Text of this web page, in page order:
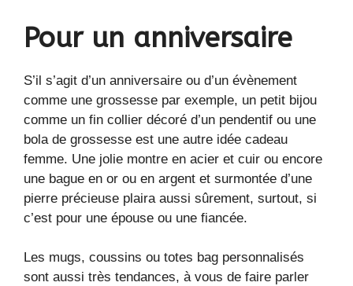
Pour un anniversaire
S’il s’agit d’un anniversaire ou d’un évènement
comme une grossesse par exemple, un petit bijou
comme un fin collier décoré d’un pendentif ou une
bola de grossesse est une autre idée cadeau
femme. Une jolie montre en acier et cuir ou encore
une bague en or ou en argent et surmontée d’une
pierre précieuse plaira aussi sûrement, surtout, si
c’est pour une épouse ou une fiancée.
Les mugs, coussins ou totes bag personnalisés
sont aussi très tendances, à vous de faire parler